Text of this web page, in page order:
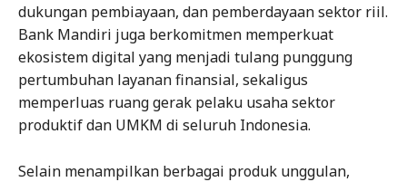
dukungan pembiayaan, dan pemberdayaan sektor riil.
Bank Mandiri juga berkomitmen memperkuat
ekosistem digital yang menjadi tulang punggung
pertumbuhan layanan finansial, sekaligus
memperluas ruang gerak pelaku usaha sektor
produktif dan UMKM di seluruh Indonesia.
Selain menampilkan berbagai produk unggulan,